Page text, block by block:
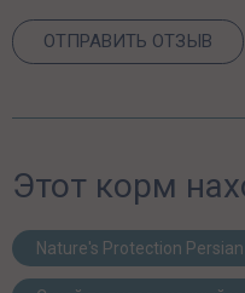
Этот корм
Nature's Protection Persian